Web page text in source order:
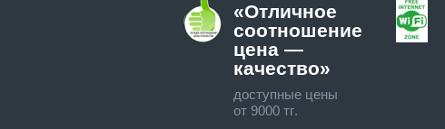
«Отличное
соотношение
цена —
качество»
доступные цены
от 9000 тг.